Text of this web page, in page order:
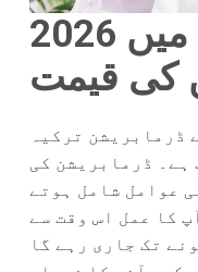
2026 میں ترکیہ میں
کی قیمت
ڈرمابریشن ترکیہ
ہے۔ ڈرمابریشن کی
عوامل شامل ہوتے
کا عمل اس وقت سے
تک جاری رہے گا